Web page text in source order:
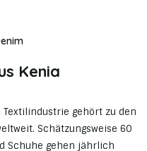
Kenia
Textilindustrie gehört zu den
Schätzungsweise 60
Schuhe gehen jährlich